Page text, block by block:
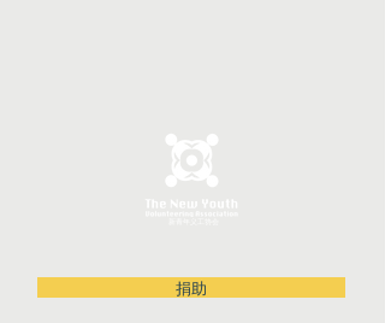
捐助